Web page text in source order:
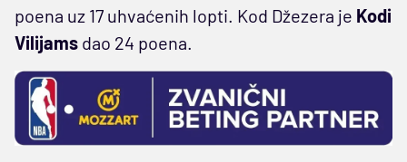
poena uz 17 uhvaćenih lopti. Kod Džezera je Kodi
Vilijams dao 24 poena.